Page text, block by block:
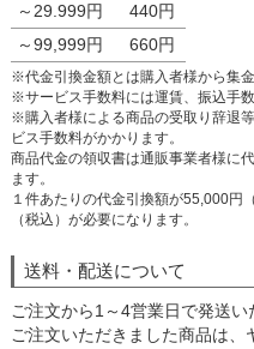
～29.999円
440円
～99,999円
660円
※代金引換金額とは購入者様から集金
※サービス手数料には運賃、振込手
※購入者様による商品の受取り辞退
ビス手数料がかかります。
商品代金の領収書は通販事業者様に
ます。
１件あたりの代金引換額が55,000円
（税込）が必要になります。
送料・配送について
ご注文から1～4営業日で発送い
ご注文いただきました商品は、